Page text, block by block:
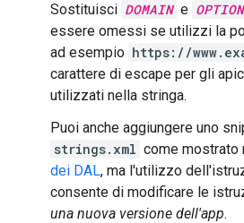
Sostituisci DOMAIN e
essere omessi se utilizzi la
ad esempio https://
carattere di escape per gli
utilizzati nella stringa.
Puoi anche aggiungere uno
strings.xml come mostrato
dei DAL, ma l'utilizzo
consente di modificare le
una nuova versione dell'app.